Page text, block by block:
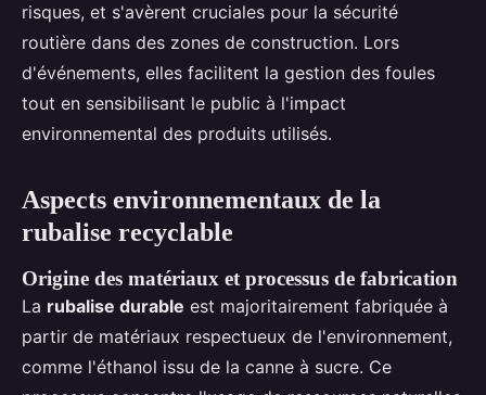
risques, et s'avèrent cruciales pour la sécurité
routière dans des zones de construction. Lors
d'événements, elles facilitent la gestion des foules
tout en sensibilisant le public à l'impact
environnemental des produits utilisés.
Aspects environnementaux de la
rubalise recyclable
Origine des matériaux et processus de fabrication
La rubalise durable est majoritairement fabriquée à
partir de matériaux respectueux de l'environnement,
comme l'éthanol issu de la canne à sucre. Ce